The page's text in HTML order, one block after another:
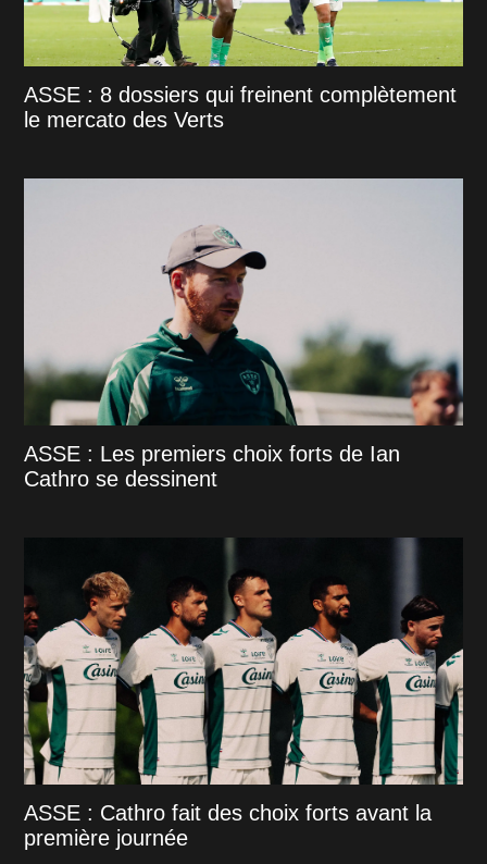
ASSE : 8 dossiers qui freinent complètement
le mercato des Verts
ASSE : Les premiers choix forts de Ian
Cathro se dessinent
ASSE : Cathro fait des choix forts avant la
première journée